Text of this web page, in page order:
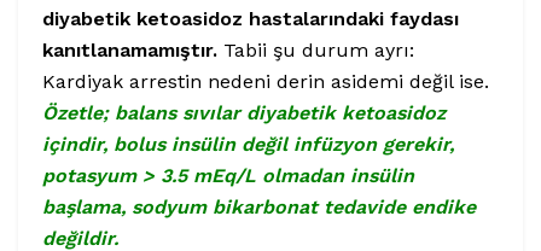
diyabetik ketoasidoz hastalarındaki faydası
kanıtlanamamıştır. Tabii şu durum ayrı:
Kardiyak arrestin nedeni derin asidemi değil ise.
Özetle; balans sıvılar diyabetik ketoasidoz
içindir, bolus insülin değil infüzyon gerekir,
potasyum > 3.5 mEq/L olmadan insülin
başlama, sodyum bikarbonat tedavide endike
değildir.